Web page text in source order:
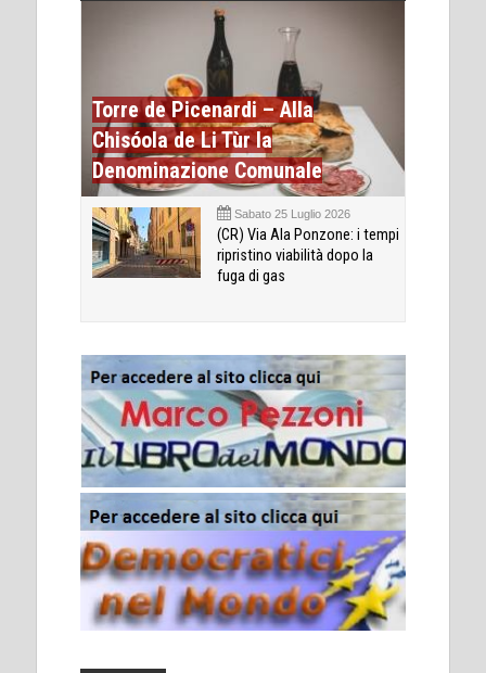
Torre de Picenardi – Alla
Chisóola de Li Tùr la
Denominazione Comunale
Sabato 25 Luglio 2026
(CR) Via Ala Ponzone: i tempi
ripristino viabilità dopo la
fuga di gas